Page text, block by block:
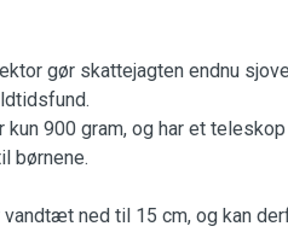
gør skattejagten endnu
kun 900 gram, og har et
børnene.
ned til 15 cm, og kan